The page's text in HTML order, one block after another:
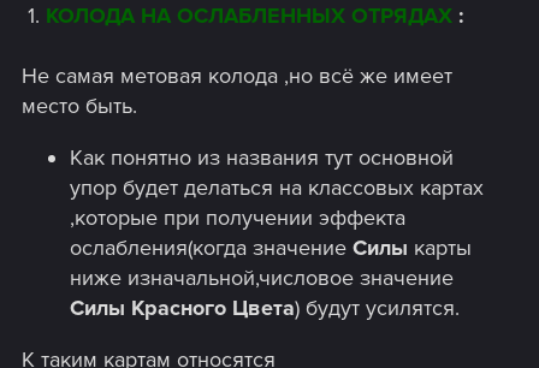
​ 1. КОЛОДА НА ОСЛАБЛЕННЫХ ОТРЯДАХ :
Не самая метовая колода ,но всё же имеет
место быть.
Как понятно из названия тут основной
упор будет делаться на классовых картах
,которые при получении эффекта
ослабления(когда значение Силы карты
ниже изначальной,числовое значение
Силы Красного Цвета) будут усилятся.
К таким картам относятся